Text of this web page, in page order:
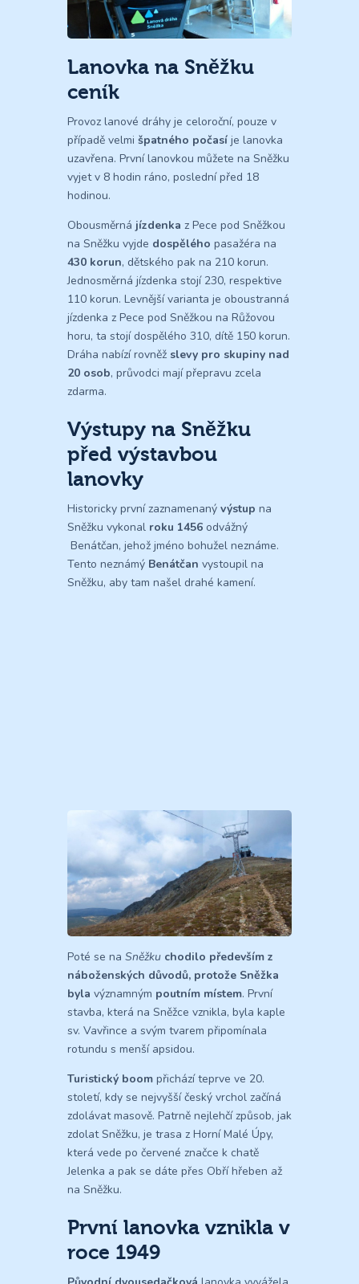
Lanovka na Sněžku
ceník
Provoz lanové dráhy je celoroční, pouze v
případě velmi špatného počasí je lanovka
uzavřena. První lanovkou můžete na Sněžku
vyjet v 8 hodin ráno, poslední před 18
hodinou.
Obousměrná jízdenka z Pece pod Sněžkou
na Sněžku vyjde dospělého pasažéra na
430 korun, dětského pak na 210 korun.
Jednosměrná jízdenka stojí 230, respektive
110 korun. Levnější varianta je oboustranná
jízdenka z Pece pod Sněžkou na Růžovou
horu, ta stojí dospělého 310, dítě 150 korun.
Dráha nabízí rovněž slevy pro skupiny nad
20 osob, průvodci mají přepravu zcela
zdarma.
Výstupy na Sněžku
před výstavbou
lanovky
Historicky první zaznamenaný výstup na
Sněžku vykonal roku 1456 odvážný
Benátčan, jehož jméno bohužel neznáme.
Tento neznámý Benátčan vystoupil na
Sněžku, aby tam našel drahé kamení.
Poté se na Sněžku chodilo především z
náboženských důvodů, protože Sněžka
byla významným poutním místem. První
stavba, která na Sněžce vznikla, byla kaple
sv. Vavřince a svým tvarem připomínala
rotundu s menší apsidou.
Turistický boom přichází teprve ve 20.
století, kdy se nejvyšší český vrchol začíná
zdolávat masově. Patrně nejlehčí způsob, jak
zdolat Sněžku, je trasa z Horní Malé Úpy,
která vede po červené značce k chatě
Jelenka a pak se dáte přes Obří hřeben až
na Sněžku.
První lanovka vznikla v
roce 1949